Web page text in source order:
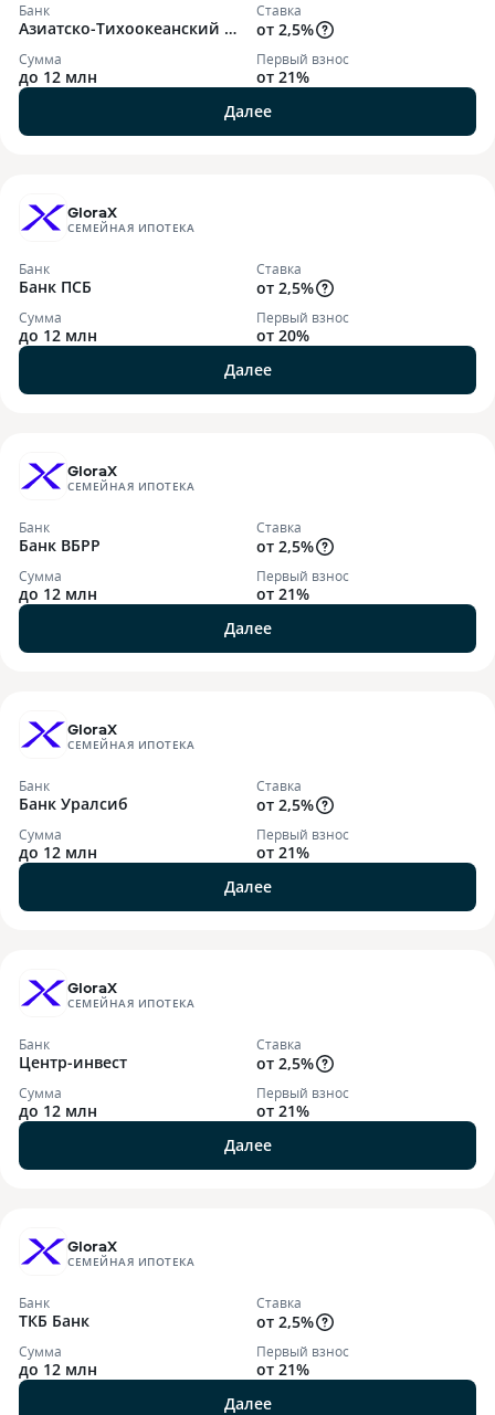
Банк
Азиатско-Тихоокеанский Б
Ставка
от 2,5%
Сумма
до 12 млн
Первый взнос
от 21%
Далее
GloraX
СЕМЕЙНАЯ ИПОТЕКА
Банк
Банк ПСБ
Ставка
от 2,5%
Сумма
до 12 млн
Первый взнос
от 20%
Далее
GloraX
СЕМЕЙНАЯ ИПОТЕКА
Банк
Банк ВБРР
Ставка
от 2,5%
Сумма
до 12 млн
Первый взнос
от 21%
Далее
GloraX
СЕМЕЙНАЯ ИПОТЕКА
Банк
Банк Уралсиб
Ставка
от 2,5%
Сумма
до 12 млн
Первый взнос
от 21%
Далее
GloraX
СЕМЕЙНАЯ ИПОТЕКА
Банк
Центр-инвест
Ставка
от 2,5%
Сумма
до 12 млн
Первый взнос
от 21%
Далее
GloraX
СЕМЕЙНАЯ ИПОТЕКА
Банк
ТКБ Банк
Ставка
от 2,5%
Сумма
до 12 млн
Первый взнос
от 21%
Далее